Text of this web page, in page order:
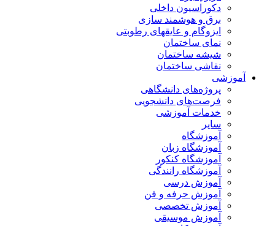
دکوراسیون داخلی
برق و هوشمند سازی
ایزوگام و عایقهای رطوبتی
نمای ساختمان
شیشه ساختمان
نقاشی ساختمان
آموزشی
پروژه‌های دانشگاهی
فرصت‌های دانشجویی
خدمات آموزشی
سایر
آموزشگاه
آموزشگاه زبان
آموزشگاه کنکور
آموزشگاه رانندگی
آموزش درسی
آموزش حرفه و فن
آموزش تخصصی
آموزش موسیقی